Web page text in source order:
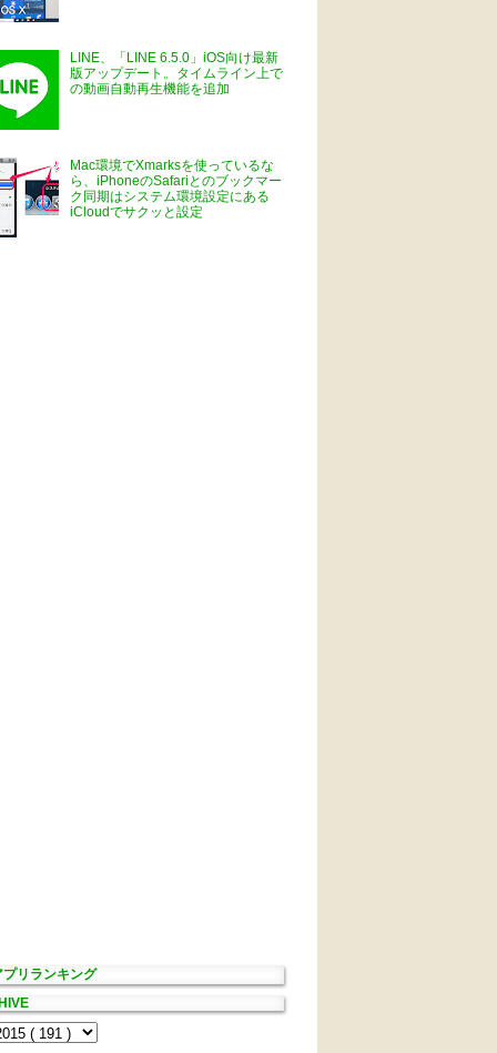
LINE、「LINE 6.5.0」iOS向け最新
版アップデート。タイムライン上で
の動画自動再生機能を追加
Mac環境でXmarksを使っているな
ら、iPhoneのSafariとのブックマー
ク同期はシステム環境設定にある
iCloudでサクッと設定
プリランキング